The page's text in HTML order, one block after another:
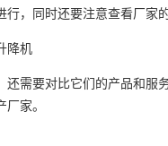
，同时还要注意查看厂家
降机
需要对比它们的产品和
家。